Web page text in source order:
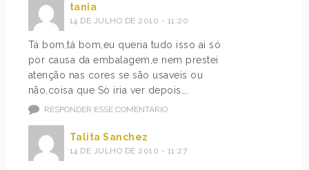
tania
14 DE JULHO DE 2010 - 11:20
Tá bom,tá bom,eu queria tudo isso ai só
por causa da embalagem,e nem prestei
atenção nas cores se são usaveis ou
não,coisa que Sò iria ver depois….
RESPONDER ESSE COMENTÁRIO
Talita Sanchez
14 DE JULHO DE 2010 - 11:27